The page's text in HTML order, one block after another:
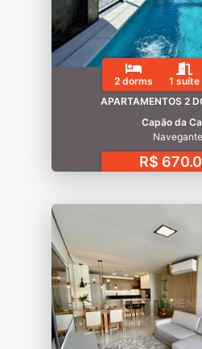
2 dorms 1 suíte
APARTAMENTOS 2
Capão da
R$